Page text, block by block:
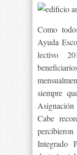
Como
Ayuda
lectivo
siempre
Cabe
Integrado